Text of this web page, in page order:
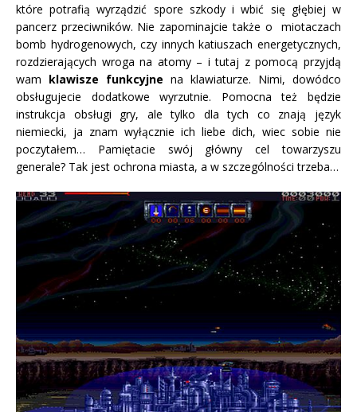
które potrafią wyrządzić spore szkody i wbić się głębiej w
pancerz przeciwników. Nie zapominajcie także o miotaczach
bomb hydrogenowych, czy innych katiuszach energetycznych,
rozdzierających wroga na atomy – i tutaj z pomocą przyjdą
wam klawisze funkcyjne na klawiaturze. Nimi, dowódco
obsługujecie dodatkowe wyrzutnie. Pomocna też będzie
instrukcja obsługi gry, ale tylko dla tych co znają język
niemiecki, ja znam wyłącznie ich liebe dich, wiec sobie nie
poczytałem… Pamiętacie swój główny cel towarzyszu
generale? Tak jest ochrona miasta, a w szczególności trzeba…